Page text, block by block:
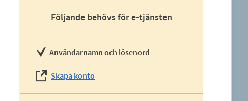
Följande behövs för e-tjänsten
Användarnamn och lösenord
Skapa konto